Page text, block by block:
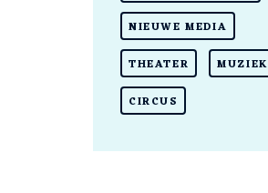
NIEUWE MEDIA
THEATER MUZIEK
CIRCUS